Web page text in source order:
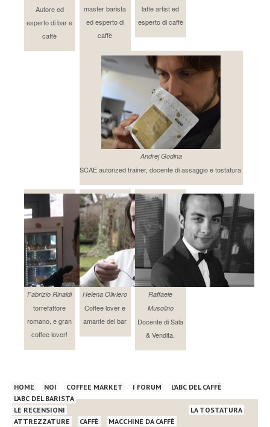
Autore ed
esperto di bar e
caffè
master barista
ed esperto di
caffè
latte artist ed
esperto di caffè
Andrej Godina
SCAE autorized trainer, docente di assaggio e tostatura.
Fabrizio Rinaldi
torrefattore
romano, e gran
coffee lover!
Helena Oliviero
Coffee lover e
amante del bar
Raffaele
Musolino
Docente di Sala
& Vendita.
HOME NOI COFFEE MARKET I FORUM
L’ABC DEL CAFFÈ
L’ABC DEL BARISTA
LE RECENSIONI
ATTREZZATURE
CAFFÈ MACCHINE DA CAFFÈ
LA TOSTATURA